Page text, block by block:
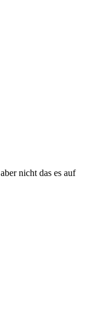
nicht das es auf